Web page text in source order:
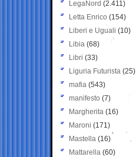
LegaNord (2.411)
Letta Enrico (154)
Liberi e Uguali (10)
Libia (68)
Libri (33)
Liguria Futurista (25)
mafia (543)
manifesto (7)
Margherita (16)
Maroni (171)
Mastella (16)
Mattarella (60)